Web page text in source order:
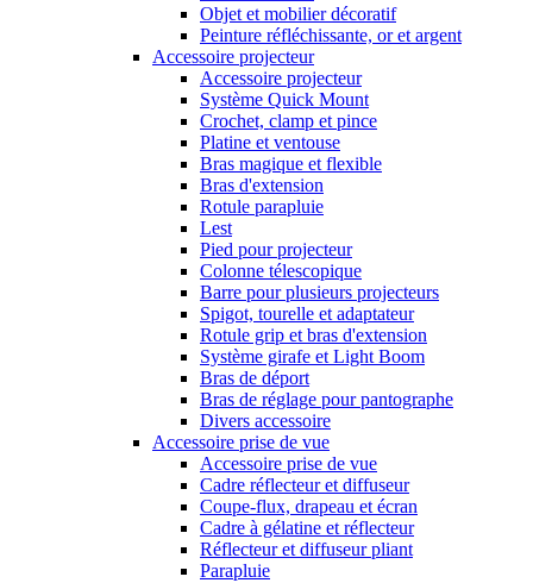
Objet et mobilier décoratif
Peinture réfléchissante, or et argent
Accessoire projecteur
Accessoire projecteur
Système Quick Mount
Crochet, clamp et pince
Platine et ventouse
Bras magique et flexible
Bras d'extension
Rotule parapluie
Lest
Pied pour projecteur
Colonne télescopique
Barre pour plusieurs projecteurs
Spigot, tourelle et adaptateur
Rotule grip et bras d'extension
Système girafe et Light Boom
Bras de déport
Bras de réglage pour pantographe
Divers accessoire
Accessoire prise de vue
Accessoire prise de vue
Cadre réflecteur et diffuseur
Coupe-flux, drapeau et écran
Cadre à gélatine et réflecteur
Réflecteur et diffuseur pliant
Parapluie